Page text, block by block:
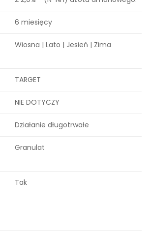
6 miesięcy
Wiosna | Lato | Jesień | Zima
TARGET
NIE DOTYCZY
Działanie długotrwałe
Granulat
Tak